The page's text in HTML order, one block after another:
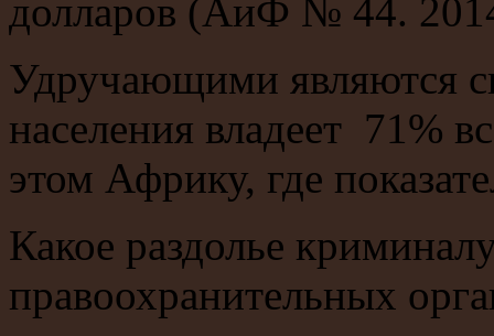
долларов (АиФ № 44.
Удручающими являются
населения владеет 71%
этом Африку, где
Какое раздолье
правоохранительных